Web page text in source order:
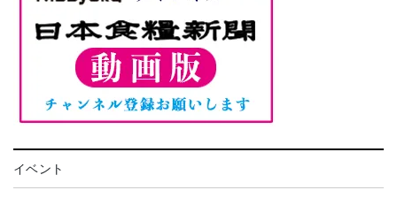
イベント